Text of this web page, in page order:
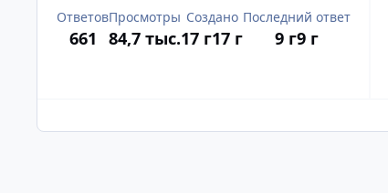
Ответов
661
Просмотры
84,7 тыс.
Создано
17 г17 г
Последний ответ
9 г9 г